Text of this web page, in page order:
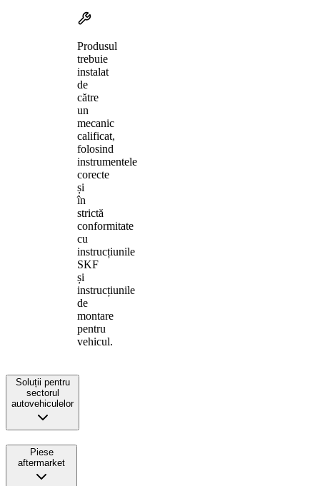
Produsul
trebuie
instalat
de
către
un
mecanic
calificat,
folosind
instrumentele
corecte
și
în
strictă
conformitate
cu
instrucțiunile
SKF
și
instrucțiunile
de
montare
pentru
vehicul.
Soluții pentru
sectorul
autovehiculelor
Piese
aftermarket